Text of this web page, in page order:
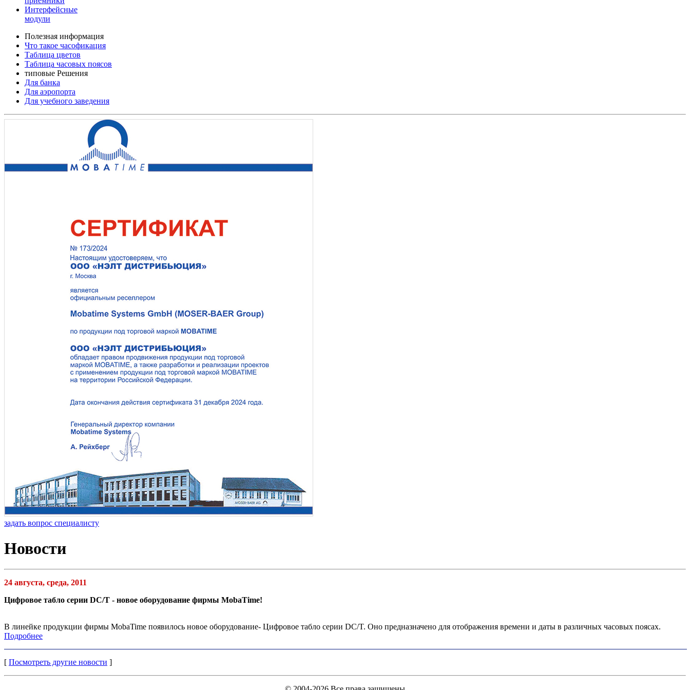
Интерфейсные
модули
Полезная информация
Что такое часофикация
Таблица цветов
Таблица часовых поясов
типовые Решения
Для банка
Для аэропорта
Для учебного заведения
задать вопрос специалисту
Новости
24 августа, среда, 2011
Цифровое табло серии DC/T - новое оборудование фирмы MobaTime!
В линейке продукции фирмы MobaTime появилось новое оборудование- Цифровое табло серии DC/T. Оно предназначено для отображения времени и даты в различных часовых поясах.
Подробнее
[ Посмотреть другие новости ]